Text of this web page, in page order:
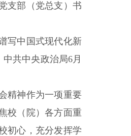
支部（党总支）书
写中国式现代化新
共中央政治局6月
精神作为一项重要
校（院）各方面重
初心，充分发挥学